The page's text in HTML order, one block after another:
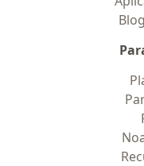
EXTENSIÓN,
AGOSTO DEL 2006 A
DESEMPEÑO
HOSPITAL
CENTRO MEDICO
PUESTO: MEDICO
GRAL. MARZO 2012